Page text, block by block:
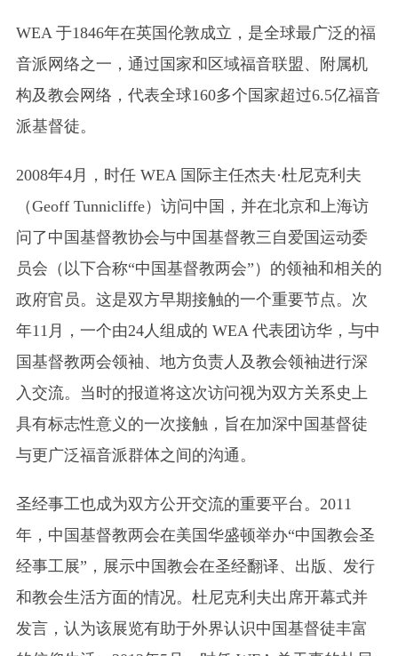
WEA 于1846年在英国伦敦成立，是全球最广泛的福
音派网络之一，通过国家和区域福音联盟、附属机
构及教会网络，代表全球160多个国家超过6.5亿福音
派基督徒。
2008年4月，时任 WEA 国际主任杰夫·杜尼克利夫
（Geoff Tunnicliffe）访问中国，并在北京和上海访
问了中国基督教协会与中国基督教三自爱国运动委
员会（以下合称“中国基督教两会”）的领袖和相关的
政府官员。这是双方早期接触的一个重要节点。次
年11月，一个由24人组成的 WEA 代表团访华，与中
国基督教两会领袖、地方负责人及教会领袖进行深
入交流。当时的报道将这次访问视为双方关系史上
具有标志性意义的一次接触，旨在加深中国基督徒
与更广泛福音派群体之间的沟通。
圣经事工也成为双方公开交流的重要平台。2011
年，中国基督教两会在美国华盛顿举办“中国教会圣
经事工展”，展示中国教会在圣经翻译、出版、发行
和教会生活方面的情况。杜尼克利夫出席开幕式并
发言，认为该展览有助于外界认识中国基督徒丰富